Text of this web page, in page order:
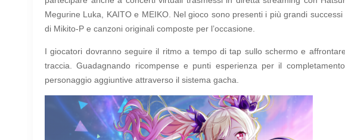
Megurine Luka, KAITO e MEIKO. Nel gioco sono presenti i più grandi successi
di Mikito-P e canzoni originali composte per l’occasione.
I giocatori dovranno seguire il ritmo a tempo di tap sullo schermo e
traccia. Guadagnando ricompense e punti esperienza per il
personaggio aggiuntive attraverso il sistema gacha.